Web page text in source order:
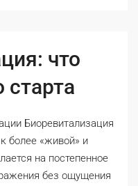
что
старта
Биоревитализация
более «живой» и
на постепенное
без ощущения